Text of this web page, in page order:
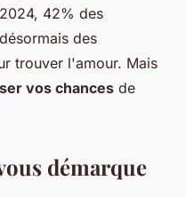
de lecture42% des
des
trouver l'amour. Mais
vos chances de
démarque